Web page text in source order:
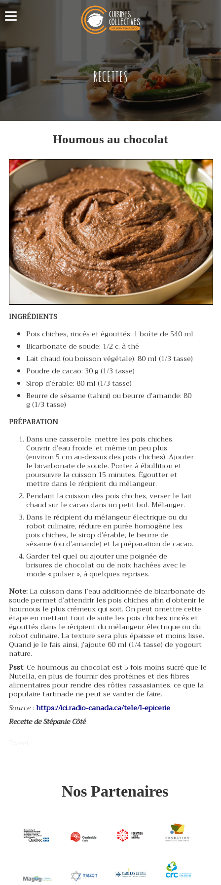
RECETTES
Houmous au chocolat
INGRÉDIENTS
Pois chiches, rincés et égouttés: 1 boîte de 540 ml
Bicarbonate de soude: 1/2 c. à thé
Lait chaud (ou boisson végétale): 80 ml (1/3 tasse)
Poudre de cacao: 30 g (1/3 tasse)
Sirop d’érable: 80 ml (1/3 tasse)
Beurre de sésame (tahini) ou beurre d’amande: 80
g (1/3 tasse)
PRÉPARATION
Dans une casserole, mettre les pois chiches.
Couvrir d’eau froide, et même un peu plus
(environ 5 cm au-dessus des pois chiches). Ajouter
le bicarbonate de soude. Porter à ébullition et
poursuivre la cuisson 15 minutes. Égoutter et
mettre dans le récipient du mélangeur.
Pendant la cuisson des pois chiches, verser le lait
chaud sur le cacao dans un petit bol. Mélanger.
Dans le récipient du mélangeur électrique ou du
robot culinaire, réduire en purée homogène les
pois chiches, le sirop d’érable, le beurre de
sésame (ou d’amande) et la préparation de cacao.
Garder tel quel ou ajouter une poignée de
brisures de chocolat ou de noix hachées avec le
mode « pulser », à quelques reprises.
Note:La cuisson dans l’eau additionnée de bicarbonate de
soude permet d’attendrir les pois chiches afin d’obtenir le
houmous le plus crémeux qui soit. On peut omettre cette
étape en mettant tout de suite les pois chiches rincés et
égouttés dans le récipient du mélangeur électrique ou du
robot culinaire. La texture sera plus épaisse et moins lisse.
Quand je le fais ainsi, j’ajoute 60 ml (1/4 tasse) de yogourt
nature.
Psst: Ce houmous au chocolat est 5 fois moins sucré que le
Nutella, en plus de fournir des protéines et des fibres
alimentaires pour rendre des rôties rassasiantes, ce que la
populaire tartinade ne peut se vanter de faire.
Source :https://ici.radio-canada.ca/tele/l-epicerie
Recette de Stépanie Côté
Nos Partenaires